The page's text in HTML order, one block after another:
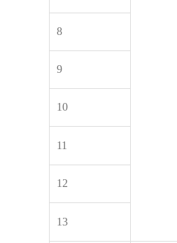
8
9
10
11
12
13